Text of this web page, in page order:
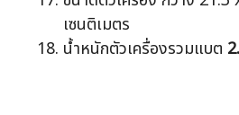
เซนติเมตร
น้ำหนักตัวเครื่องรวมแบต